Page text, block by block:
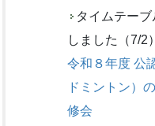
タイムテー
しました（7/2）
令和８年度 公
ドミントン）
修会